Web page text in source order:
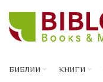
БИБЛИИ КНИГИ